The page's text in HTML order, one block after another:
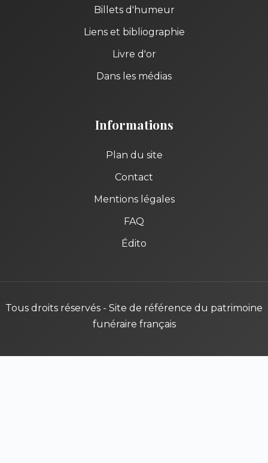
Billets d'humeur
Liens et bibliographie
Livre d'or
Dans les médias
Informations
Plan du site
Contact
Mentions légales
FAQ
Édito
Tous droits réservés - Site de référence du patrimoine
funéraire français